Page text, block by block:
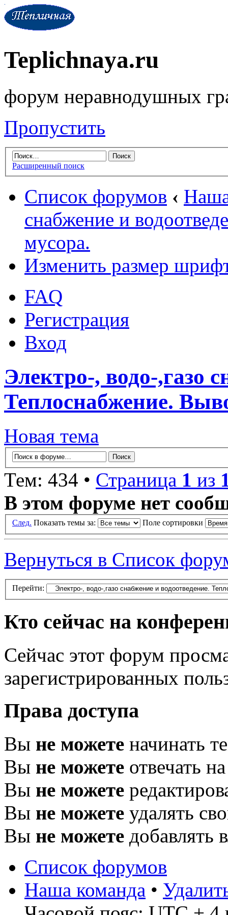
Teplichnaya.ru
форум неравнодушных
Пропустить
Расширенный поиск
Список форумов ‹
снабжение и
мусора.
Изменить размер
FAQ
Регистрация
Вход
Электро-, водо-,газо
Теплоснабжение.
Новая тема
Тем: 434 • Страница 1 из
В этом форуме нет
След. Показать темы за: Поле сортировки
Вернуться в Список
Перейти:
Кто сейчас на
Сейчас этот форум
зарегистрированных
Права доступа
Вы не можете начинать
Вы не можете отвечать
Вы не можете
Вы не можете удалять
Вы не можете добавлять
Список форумов
Наша команда •